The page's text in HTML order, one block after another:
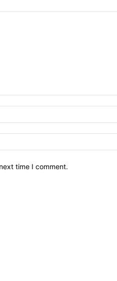
time I comment.